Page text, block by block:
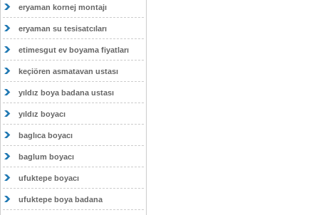
eryaman kornej montajı
eryaman su tesisatcıları
etimesgut ev boyama fiyatları
keçiören asmatavan ustası
yıldız boya badana ustası
yıldız boyacı
baglıca boyacı
baglum boyacı
ufuktepe boyacı
ufuktepe boya badana